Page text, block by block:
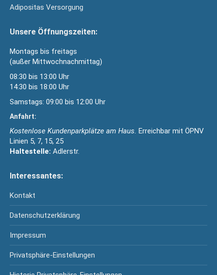
Adipositas Versorgung
Unsere Öffnungszeiten:
Montags bis freitags
(außer Mittwochnachmittag)
08:30 bis 13:00 Uhr
14:30 bis 18:00 Uhr
Samstags: 09:00 bis 12:00 Uhr
Anfahrt:
Kostenlose Kundenparkplätze am Haus. Erreichbar mit ÖPNV
Linien 5, 7, 15, 25
Haltestelle: Adlerstr.
Interessantes:
Kontakt
Datenschutzerklärung
Impressum
Privatsphäre-Einstellungen